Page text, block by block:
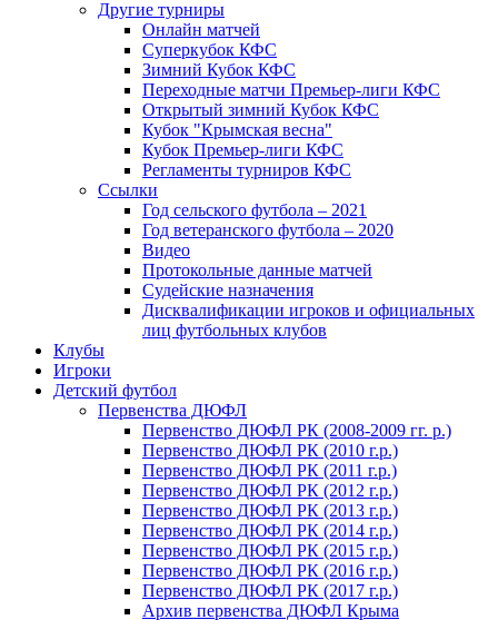
Другие турниры
Онлайн матчей
Суперкубок КФС
Зимний Кубок КФС
Переходные матчи Премьер-лиги КФС
Открытый зимний Кубок КФС
Кубок "Крымская весна"
Кубок Премьер-лиги КФС
Регламенты турниров КФС
Ссылки
Год сельского футбола – 2021
Год ветеранского футбола – 2020
Видео
Протокольные данные матчей
Судейские назначения
Дисквалификации игроков и официальных
лиц футбольных клубов
Клубы
Игроки
Детский футбол
Первенства ДЮФЛ
Первенство ДЮФЛ РК (2008-2009 гг. р.)
Первенство ДЮФЛ РК (2010 г.р.)
Первенство ДЮФЛ РК (2011 г.р.)
Первенство ДЮФЛ РК (2012 г.р.)
Первенство ДЮФЛ РК (2013 г.р.)
Первенство ДЮФЛ РК (2014 г.р.)
Первенство ДЮФЛ РК (2015 г.р.)
Первенство ДЮФЛ РК (2016 г.р.)
Первенство ДЮФЛ РК (2017 г.р.)
Архив первенства ДЮФЛ Крыма